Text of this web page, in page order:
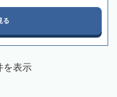
る
を表示